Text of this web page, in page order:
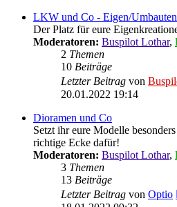
LKW und Co - Eigen/Umbauten
Der Platz für eure
Moderatoren: Buspilot Lothar,
2 Themen
10 Beiträge
Letzter Beitrag von
20.01.2022 19:14
Dioramen und Co
Setzt ihr eure Modelle
richtige Ecke dafür!
Moderatoren: Buspilot Lothar,
3 Themen
13 Beiträge
Letzter Beitrag von Optio